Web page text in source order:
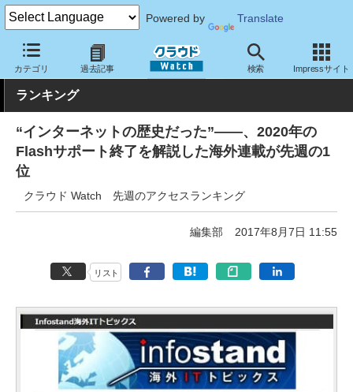
Powered by Translate
カテゴリ 過去記事 検索 Impressサイト
クラウド Watch トピック ランキング
ランキング
“インターネットの歴史だった”――、2020年の
Flashサポート終了を解説した海外連載が先週の1
位
クラウド Watch 先週のアクセスランキング
編集部 2017年8月7日 11:55
リスト